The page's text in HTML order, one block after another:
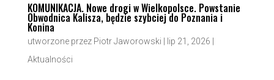
KOMUNIKACJA. Nowe drogi w Wielkopolsce. Powstanie
Obwodnica Kalisza, będzie szybciej do Poznania i
Konina
utworzone przez Piotr Jaworowski lip 21, 2026
Aktualności